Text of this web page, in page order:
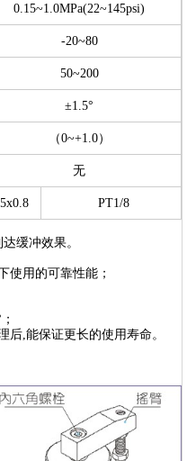
0.15~1.0MPa(22~145psi)
-20~80
50~200
±1.5°
（0~+1.0）
无
PT1/8
缓冲效果。
使用的可靠性能；
后,能保证更长的使用寿命。